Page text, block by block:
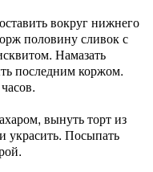
вокруг нижнего
половину сливок с
Намазать
последним коржом.
вынуть торт из
украсить. Посыпать